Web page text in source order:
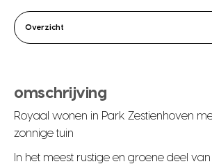
Overzicht
omschrijving
Royaal wonen in Park Zestienhoven
zonnige tuin
In het meest rustige en groene deel